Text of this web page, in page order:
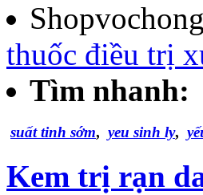
thuốc điều trị
Tìm nhanh:
suất tinh sớm, yeu sinh ly,
Kem trị rạn